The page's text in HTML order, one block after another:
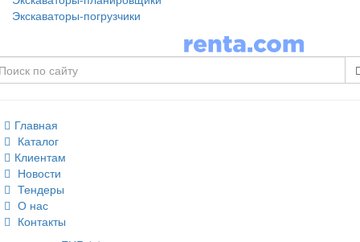
Экскаваторы-погрузчики
Главная
Каталог
Клиентам
Новости
Тендеры
О нас
Контакты